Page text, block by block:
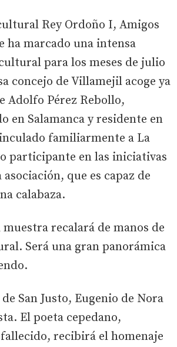
Rey Ordoño I, Amigos
ha marcado una intensa
para los meses de julio
concejo de Villamejil acoge ya
Adolfo Pérez Rebollo,
en Salamanca y residente en
familiarmente a La
participante en las iniciativas
que es capaz de
calabaza.
recalará de manos de
Será una gran panorámica
San Justo, Eugenio de Nora
El poeta cepedano,
recibirá el homenaje